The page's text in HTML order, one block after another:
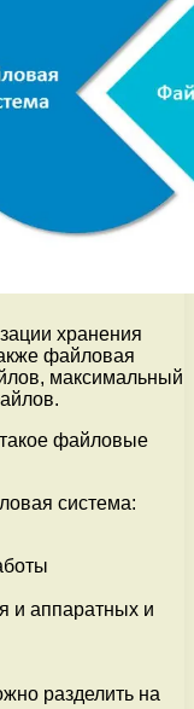
хранения
файловая
максимальный
файловые
система:
и аппаратных и
разделить на